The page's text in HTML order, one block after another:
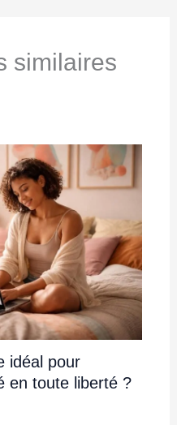
similaires
idéal pour
en toute liberté ?